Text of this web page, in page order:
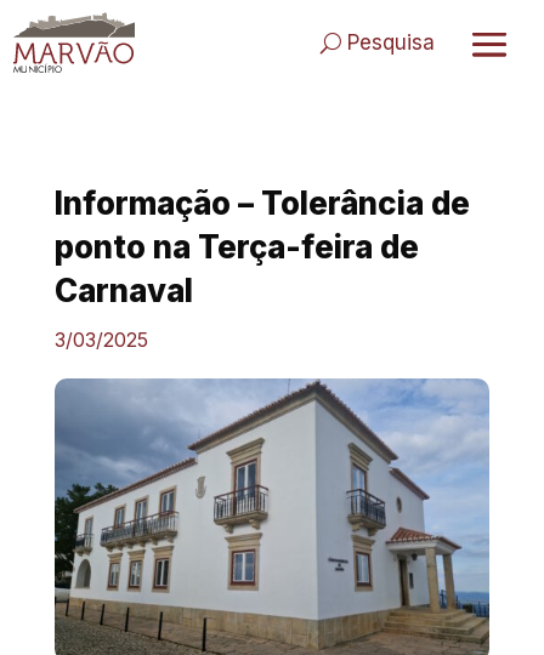
to
content
Pesquisa
Informação – Tolerância de
ponto na Terça-feira de
Carnaval
3/03/2025